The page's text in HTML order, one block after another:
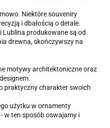
Niektóre souveniry
i dbałością o detale.
Lublina produkowane są od
drewna, skończywszy na
motywy architektoniczne oraz
praktyczny charakter swoich
użytku w ornamenty
w ten sposób oswajamy i